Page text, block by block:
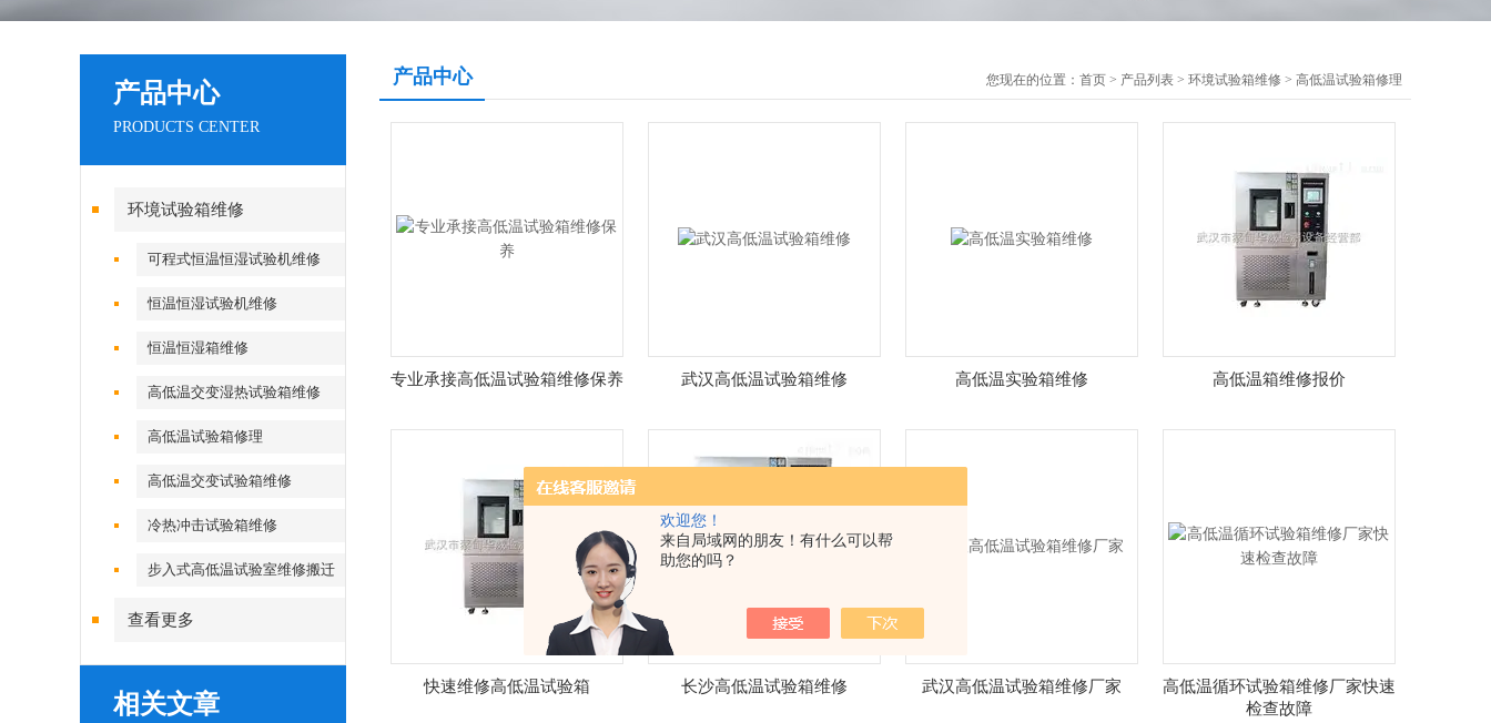
欢迎您！
来自局域网的朋友！有什么可以帮
助您的吗？
产品中心
PRODUCTS CENTER
环境试验箱维修
可程式恒温恒湿试验机维修
恒温恒湿试验机维修
恒温恒湿箱维修
高低温交变湿热试验箱维修
高低温试验箱修理
高低温交变试验箱维修
冷热冲击试验箱维修
步入式高低温试验室维修搬迁
查看更多
相关文章
产品中心 您现在的位置： 首页 > 产品列表 > 环境试验箱维修 > 高低温试验箱修理
专业承接高低温试验箱维修保养 武汉高低温试验箱维修 高低温实验箱维修 高低温箱维修报价
快速维修高低温试验箱 长沙高低温试验箱维修 武汉高低温试验箱维修厂家
高低温循环试验箱维修厂家快速
检查故障